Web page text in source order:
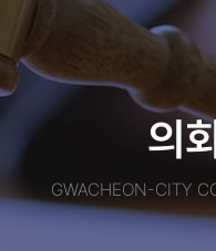
의
GWACHEON-CITY